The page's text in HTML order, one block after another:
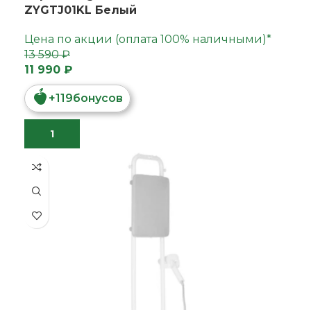
ZYGTJ01KL Белый
Цена по акции (оплата 100% наличными)*
11 990 ₽
+119бонусов
13 590 ₽